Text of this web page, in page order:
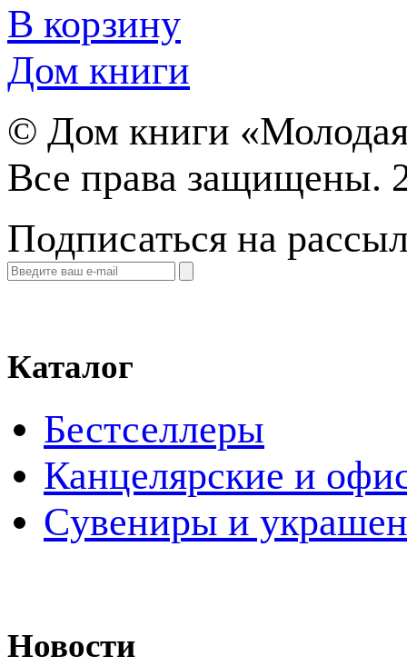
В корзину
Дом книги
© Дом книги
Все права защищены.
Подписаться на
Каталог
Бестселлеры
Канцелярские и
Cувениры и
Новости